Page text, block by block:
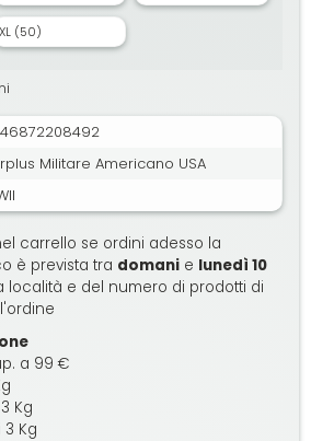
XL (50)
Militare Americano USA
carrello se ordini adesso la
è prevista tra domani e lunedì 10
località e del numero di prodotti di
a 99 €
Kg
Kg